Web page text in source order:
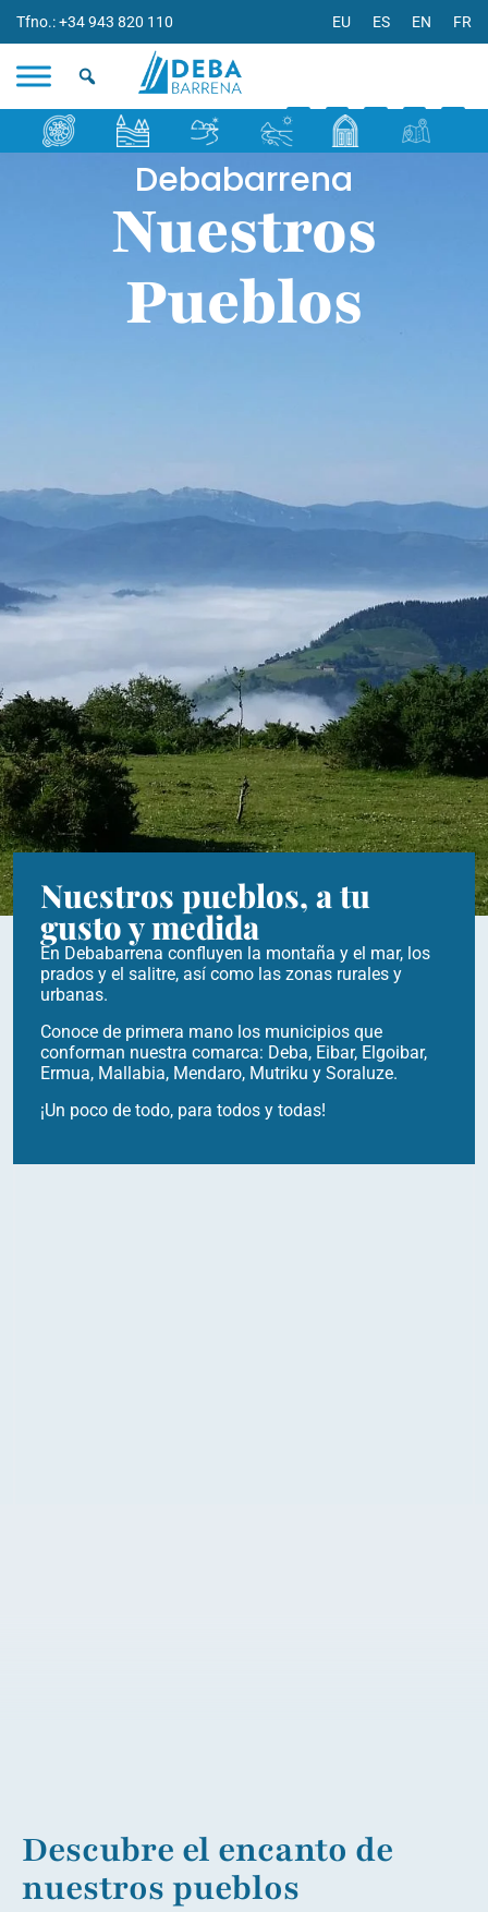
Tfno.: +34 943 820 110 EU ES EN FR
Debabarrena
Nuestros
Pueblos
Nuestros pueblos, a tu
gusto y medida
En Debabarrena confluyen la montaña y el mar, los
prados y el salitre, así como las zonas rurales y
urbanas.
Conoce de primera mano los municipios que
conforman nuestra comarca: Deba, Eibar, Elgoibar,
Ermua, Mallabia, Mendaro, Mutriku y Soraluze.
¡Un poco de todo, para todos y todas!
Descubre el encanto de
nuestros pueblos